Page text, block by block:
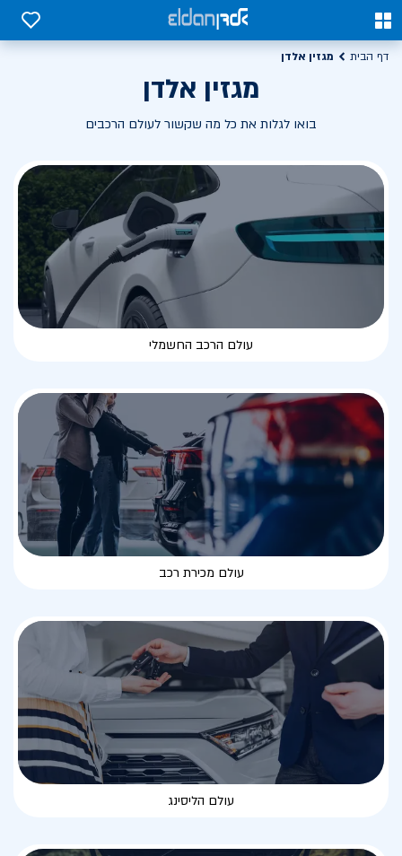
0
0
דף הבית מגזין אלדן
מגזין אלדן
בואו לגלות את כל מה שקשור לעולם הרכבים
עולם הרכב החשמלי
עולם מכירת רכב
עולם הליסינג